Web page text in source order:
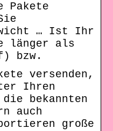
Pakete
… Ist Ihr
länger als
bzw.
versenden,
Ihren
bekannten
auch
große